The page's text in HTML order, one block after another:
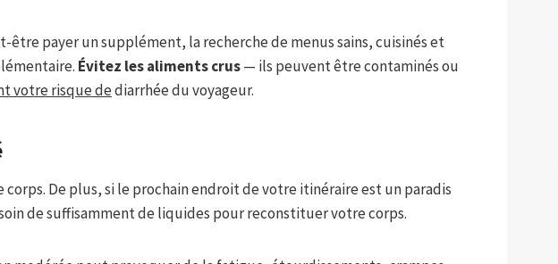
être payer un supplément, la recherche de menus sains, cuisinés et
Évitez les aliments crus— ils peuvent être contaminés ou
votre risque dediarrhée du voyageur.
De plus, si le prochain endroit de votre itinéraire est un paradis
de suffisamment de liquides pour reconstituer votre corps.